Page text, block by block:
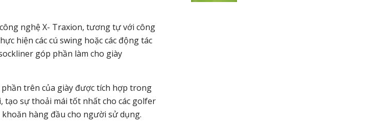
nghệ X- Traxion, tương tự với công
hiện các cú swing hoặc các động tác
góp phần làm cho giày
trên của giày được tích hợp trong
tạo sự thoải mái tốt nhất cho các golfer
hàng đầu cho người sử dụng.